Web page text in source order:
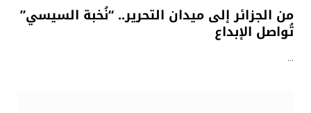
من الجزائر إلى ميدان التحرير.. “نُخبة السيسي”
تُواصل الإبداع
…